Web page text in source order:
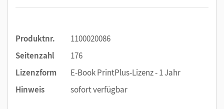
Produktnr.
1100020086
Seitenzahl
176
Lizenzform
E-Book PrintPlus-Lizenz - 1 Jahr
Hinweis
sofort verfügbar